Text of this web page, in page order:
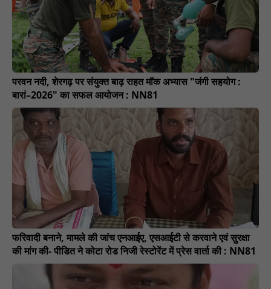
परवन नदी, शेरगढ़ पर संयुक्त बाढ़ राहत मॉक अभ्यास "जंगी सहयोग :
बारां–2026" का सफल आयोजन : NN81
फरिवादी बनाने, मामले की जांच एनआईए, एसआईटी से करवाने एवं सुरक्षा
की मांग की- पीडित ने कोटा रोड निजी रेस्टोरेंट में प्रेस वार्ता की : NN81